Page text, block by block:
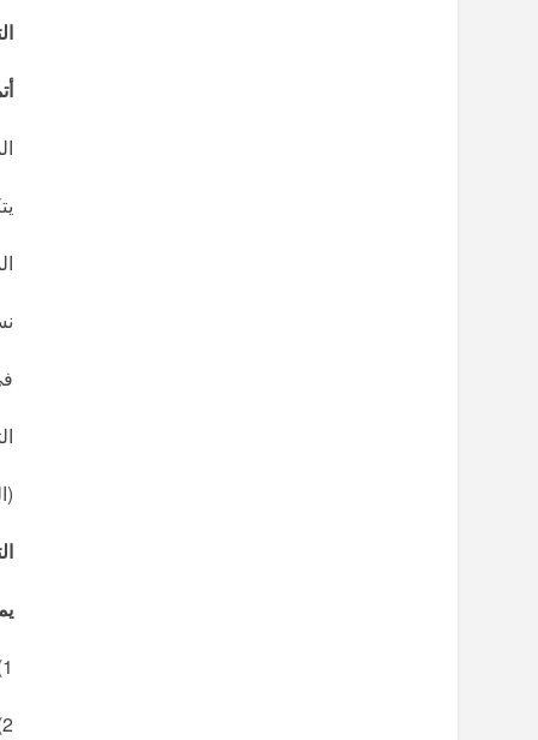
1)- سم العناصر المرقمة
2)- ما هو نوع كل دارة؟ علل؟